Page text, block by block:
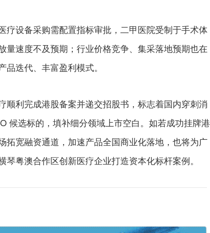
疗设备采购需配置指标审批，二甲医院受制于手术体
量速度不及预期；行业价格竞争、集采落地预期也在
迭代、丰富盈利模式。
顺利完成港股备案并递交招股书，标志着国内穿刺消
候选标的，填补细分领域上市空白。如若成功挂牌港
拓宽融资通道，加速产品全国商业化落地，也将为广
粤澳合作区创新医疗企业打造资本化标杆案例。